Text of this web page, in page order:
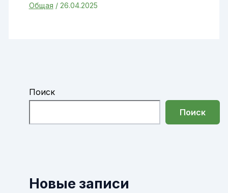
Общая / 26.04.2025
Поиск
Поиск
Новые записи